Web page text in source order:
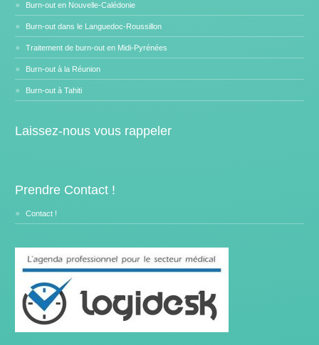
Burn-out en Nouvelle-Calédonie
Burn-out dans le Languedoc-Roussillon
Traitement de burn-out en Midi-Pyrénées
Burn-out à la Réunion
Burn-out à Tahiti
Laissez-nous vous rappeler
Prendre Contact !
Contact !